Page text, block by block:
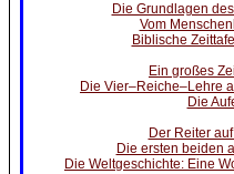
Die Grundlagen
Vom
Biblische
Ein großes
Die Vier–Reiche–Lehre
Die
Der Reiter
Die ersten beiden
Die Weltgeschichte: Eine